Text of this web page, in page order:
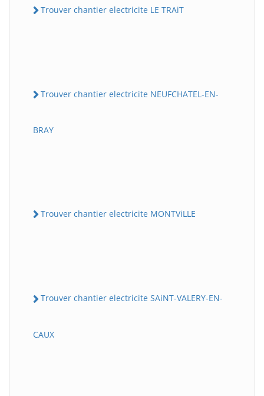
Trouver chantier electricite LE TRAiT
Trouver chantier electricite NEUFCHATEL-EN-
BRAY
Trouver chantier electricite MONTViLLE
Trouver chantier electricite SAiNT-VALERY-EN-
CAUX